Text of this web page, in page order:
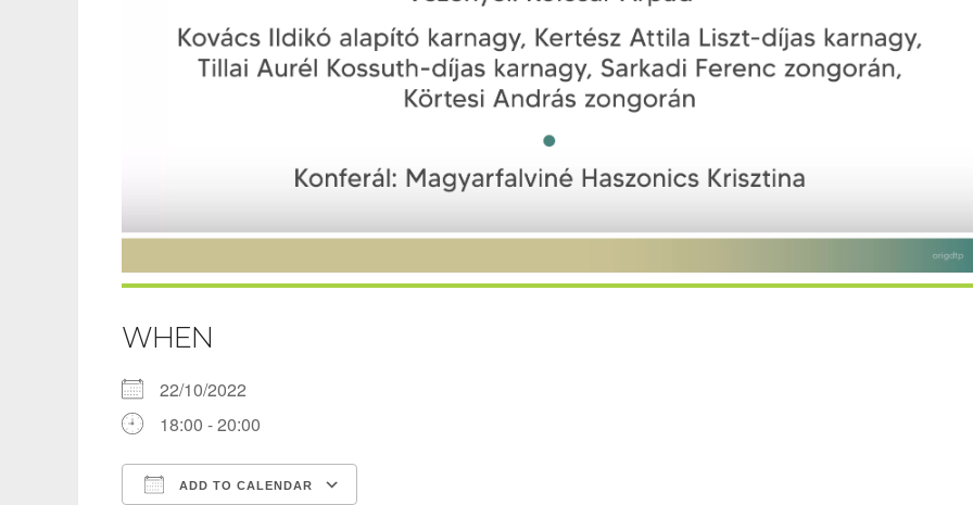
WHEN
22/10/2022
18:00 - 20:00
ADD TO CALENDAR